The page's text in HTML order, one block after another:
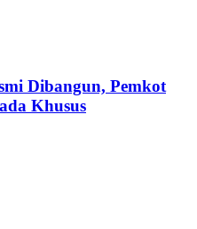
Dibangun, Pemkot
Khusus